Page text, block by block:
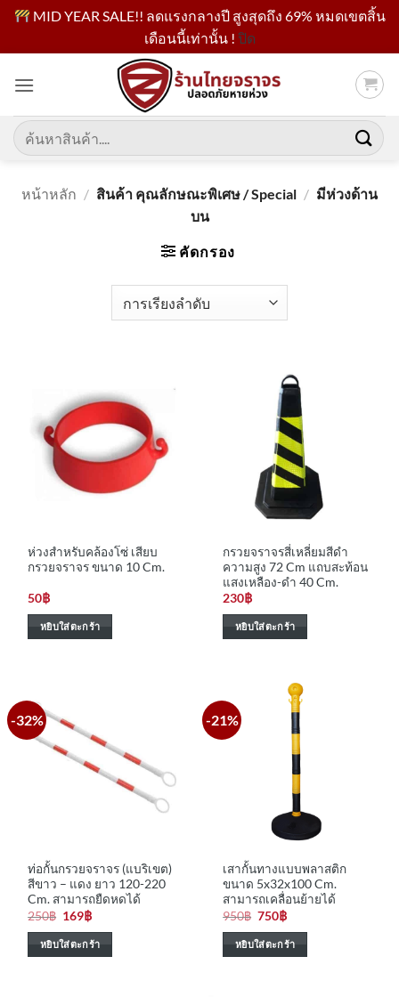
MID YEAR SALE!! ลดแรงกลางปี สูงสุดถึง 69% หมดเขตสิ้น
เดือนนี้เท่านั้น ! ปิด
เนื้อหา
ค้นหา:
หน้าหลัก / สินค้า คุณลักษณะพิเศษ / Special / มีห่วงด้าน
บน
คัดกรอง
ห่วงสำหรับคล้องโซ่ เสียบ
กรวยจราจร ขนาด 10 Cm.
50฿
หยิบใส่ตะกร้า
กรวยจราจรสี่เหลี่ยมสีดำ
ความสูง 72 Cm แถบสะท้อน
แสงเหลือง-ดำ 40 Cm.
230฿
หยิบใส่ตะกร้า
-32%
ท่อกั้นกรวยจราจร (แบริเขต)
สีขาว – แดง ยาว 120-220
Cm. สามารถยืดหดได้
250฿ Original
price
was:
250฿.
169฿Current
is:
169฿.
หยิบใส่ตะกร้า
-21%
เสากั้นทางแบบพลาสติก
ขนาด 5x32x100 Cm.
สามารถเคลื่อนย้ายได้
950฿ Original
price
was:
950฿.
750฿Current
is:
750฿.
หยิบใส่ตะกร้า